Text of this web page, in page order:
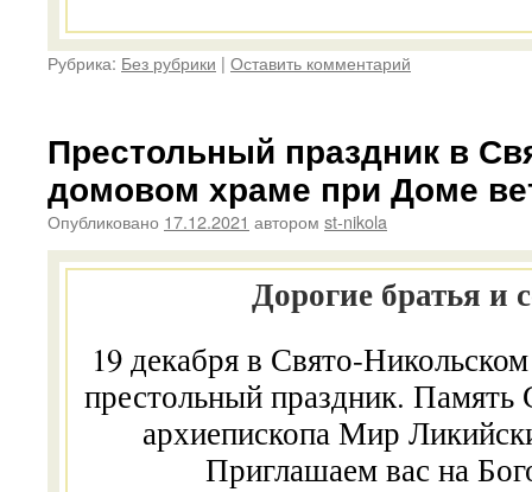
Рубрика: Без рубрики | Оставить комментарий
Престольный праздник в
домовом храме при Доме
Опубликовано 17.12.2021 автором st-nikola
Дорогие братья и
19 декабря в Свято-
престольный праздник. Память
архиепископа Мир
Приглашаем вас на